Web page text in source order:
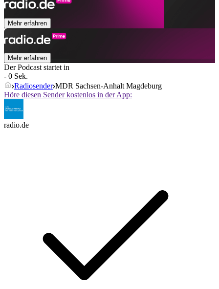
Mehr erfahren
Mehr erfahren
Der Podcast startet in
- 0 Sek.
Radiosender MDR Sachsen-Anhalt Magdeburg
Höre diesen Sender kostenlos in der App:
radio.de